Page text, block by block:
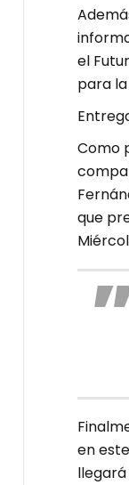
el
para
Como
que
en
llegará